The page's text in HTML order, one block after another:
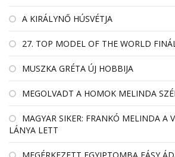
A KIRÁLYNŐ HÚSVÉTJA
27. TOP MODEL OF THE WORLD
MUSZKA GRÉTA ÚJ HOBBIJA
MEGOLVADT A HOMOK MELINDA
MAGYAR SIKER: FRANKÓ MELINDA A
LÁNYA LETT